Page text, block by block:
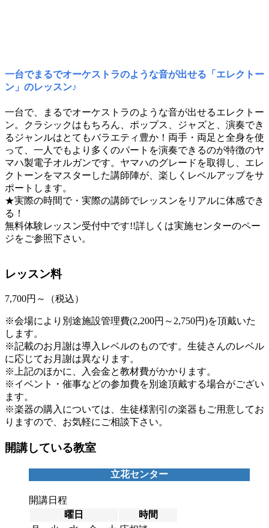
一台でまるでオーケストラのような音が出せる「エレクトー
ン」のレッスン♪
一台で、まるでオーケストラのような音が出せるエレクトー
ン。クラシックはもちろん、ポップス、ジャズと、演奏でき
るジャンルはとてもバラエティ豊か！両手・両足と全身を使
って、一人でもより多くのパートを演奏できるのが特徴のヤ
マハ製電子オルガンです。ヤマハのグレードを取得し、エレ
クトーンをマスターした講師陣が、楽しくレベルアップをサ
ポートします。
★実際の時間で・実際の講師でレッスンをリアルに体感でき
る！
無料体験レッスン受付中です!!詳しくは実施センターのペー
ジをご参照下さい。
レッスン料
7,700円～（税込）
※会場により別途施設管理費(2,200円～2,750円)を頂戴いた
します。
※記載のお月謝は導入レベルのものです。生徒さんのレベル
に応じてお月謝は異なります。
※上記のほかに、入会金と教材費がかかります。
※イベント・催事などの参加費を別途頂戴する場合がござい
ます。
※楽器の購入については、生徒様割引の楽器もご用意してお
りますので、お気軽にご相談下さい。
開講している教室
立花センター
開講日程
曜日
時間